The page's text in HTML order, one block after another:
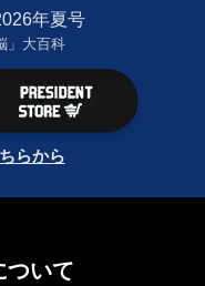
年夏号
」大百科
らから
ついて